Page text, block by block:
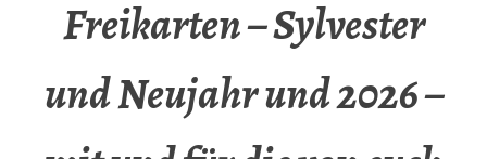
Freikarten – Sylvester
und Neujahr und 2026 –